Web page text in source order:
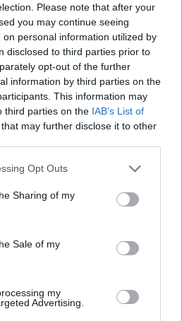
Please note that after your
you may continue seeing
personal information utilized by
disclosed to third parties prior to
opt-out of the further
information by third parties on the
This information may
third parties on the IAB’s List of
that may further disclose it to other
Opt Outs
Sharing of my
Sale of my
my
Advertising.